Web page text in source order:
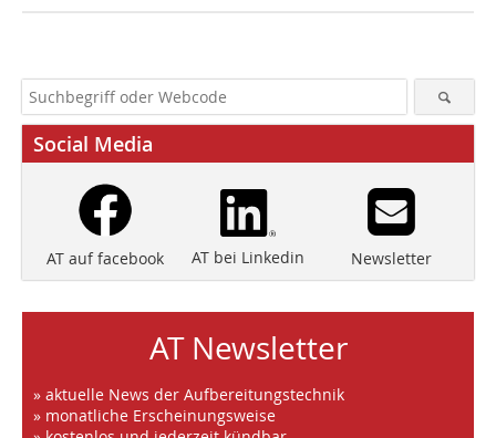
Social Media
AT auf facebook AT bei Linkedin Newsletter
AT Newsletter
» aktuelle News der Aufbereitungstechnik
» monatliche Erscheinungsweise